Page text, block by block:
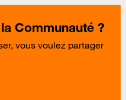
Communauté ?
vous voulez partager